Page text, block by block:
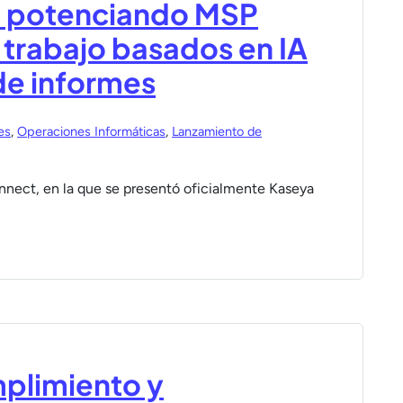
potenciando MSP
basados en IA
informes
, Operaciones Informáticas, Lanzamiento de
en la que se presentó oficialmente Kaseya
y